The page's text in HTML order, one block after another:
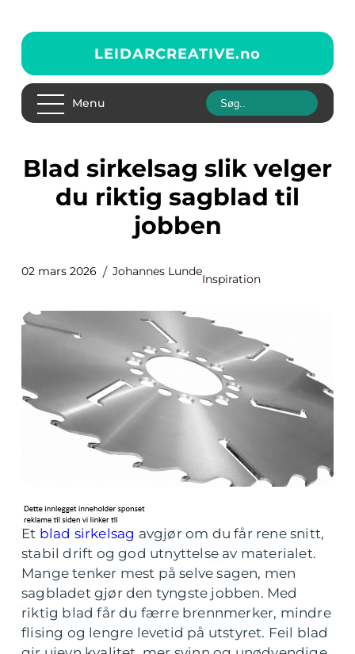
LEIDARCREATIVE.no
Menu
Blad sirkelsag slik velger
du riktig sagblad til
jobben
02 mars 2026 Johannes Lunde
Inspiration
Et blad sirkelsag avgjør om du får rene snitt,
stabil drift og god utnyttelse av materialet.
Mange tenker mest på selve sagen, men
sagbladet gjør den tyngste jobben. Med
riktig blad får du færre brennmerker, mindre
flising og lengre levetid på utstyret. Feil blad